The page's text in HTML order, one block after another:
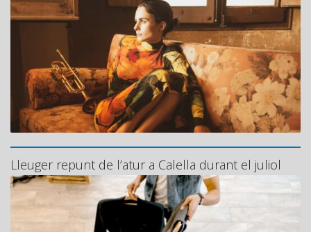
Lleuger repunt de l’atur a Calella durant el juliol